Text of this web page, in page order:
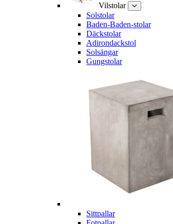
Vilstolar
Solstolar
Baden-Baden-stolar
Däckstolar
Adirondackstol
Solsängar
Gungstolar
Sittpallar